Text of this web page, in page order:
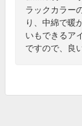
ラックカラー
り、中綿で暖
いもできるア
ですので、良